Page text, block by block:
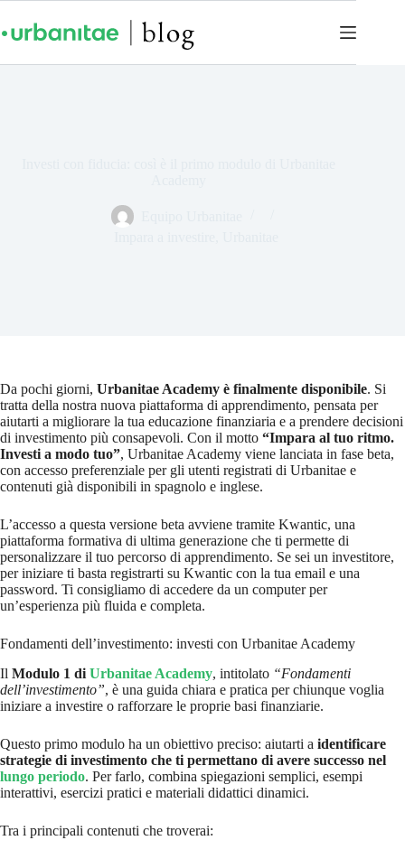
Da pochi giorni, Urbanitae Academy è finalmente disponibile. Si
tratta della nostra nuova piattaforma di apprendimento, pensata per
aiutarti a migliorare la tua educazione finanziaria e a prendere decisioni
di investimento più consapevoli. Con il motto “Impara al tuo ritmo.
Investi a modo tuo”, Urbanitae Academy viene lanciata in fase beta,
con accesso preferenziale per gli utenti registrati di Urbanitae e
contenuti già disponibili in spagnolo e inglese.
L’accesso a questa versione beta avviene tramite Kwantic, una
piattaforma formativa di ultima generazione che ti permette di
personalizzare il tuo percorso di apprendimento. Se sei un investitore,
per iniziare ti basta registrarti su Kwantic con la tua email e una
password. Ti consigliamo di accedere da un computer per
un’esperienza più fluida e completa.
Fondamenti dell’investimento: investi con Urbanitae Academy
Il Modulo 1 di Urbanitae Academy, intitolato “Fondamenti
dell’investimento”, è una guida chiara e pratica per chiunque voglia
iniziare a investire o rafforzare le proprie basi finanziarie.
Questo primo modulo ha un obiettivo preciso: aiutarti a identificare
strategie di investimento che ti permettano di avere successo nel
lungo periodo. Per farlo, combina spiegazioni semplici, esempi
interattivi, esercizi pratici e materiali didattici dinamici.
Tra i principali contenuti che troverai: